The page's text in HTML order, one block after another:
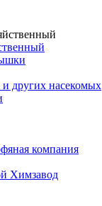
других насекомых
компания
Химзавод